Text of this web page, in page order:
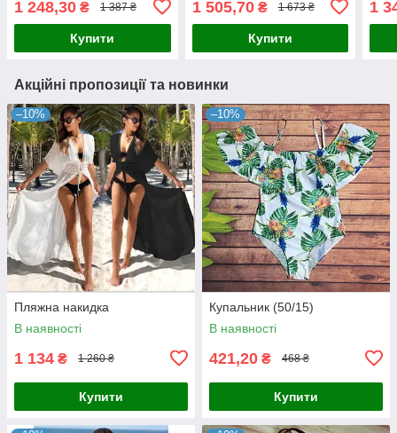
1 248,30 ₴ 1 387 ₴
Купити
1 505,70₴ 1 673 ₴
Купити
1
Акційні пропозиції та новинки
–10%
Пляжна накидка
В наявності
1 134 ₴ 1 260 ₴
Купити
–10%
Купальник (50/15)
В наявності
421,20 ₴ 468 ₴
Купити